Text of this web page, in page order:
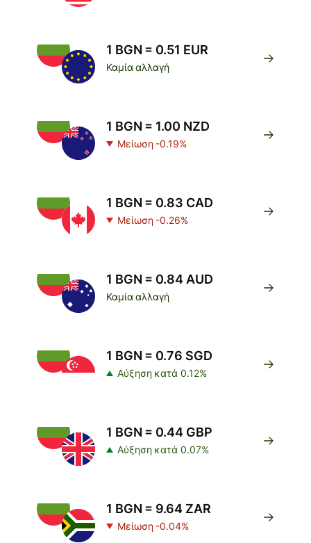
1 BGN = 0.51 EUR
Καμία αλλαγή
1 BGN = 1.00 NZD
Μείωση -0.19%
1 BGN = 0.83 CAD
Μείωση -0.26%
1 BGN = 0.84 AUD
Καμία αλλαγή
1 BGN = 0.76 SGD
Αύξηση κατά 0.12%
1 BGN = 0.44 GBP
Αύξηση κατά 0.07%
1 BGN = 9.64 ZAR
Μείωση -0.04%